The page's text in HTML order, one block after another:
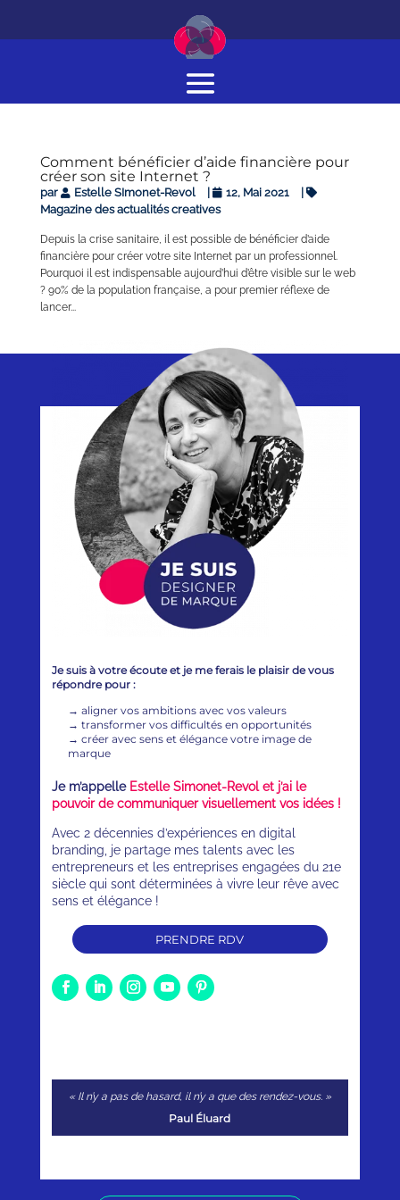
Comment bénéficier d’aide financière pour
créer son site Internet ?
par Estelle SImonet-Revol 12, Mai 2021
Magazine des actualités creatives
Depuis la crise sanitaire, il est possible de bénéficier d’aide
financière pour créer votre site Internet par un professionnel.
Pourquoi il est indispensable aujourd’hui d’être visible sur le web
? 90% de la population française, a pour premier réflexe de
lancer...
Je suis à votre écoute et je me ferais le plaisir de vous
répondre pour :
→aligner vos ambitions avec vos valeurs
→transformer vos difficultés en opportunités
→créer avec sens et élégance votre image de
marque
Je m’appelle Estelle Simonet-Revol et j’ai le
pouvoir de communiquer visuellement vos idées !
Avec 2 décennies d’expériences en digital
branding, je partage mes talents avec les
entrepreneurs et les entreprises engagées du 21e
siècle qui sont déterminées à vivre leur rêve avec
sens et élégance !
PRENDRE RDV
« Il n’y a pas de hasard, il n’y a que des rendez-vous. »
Paul Éluard